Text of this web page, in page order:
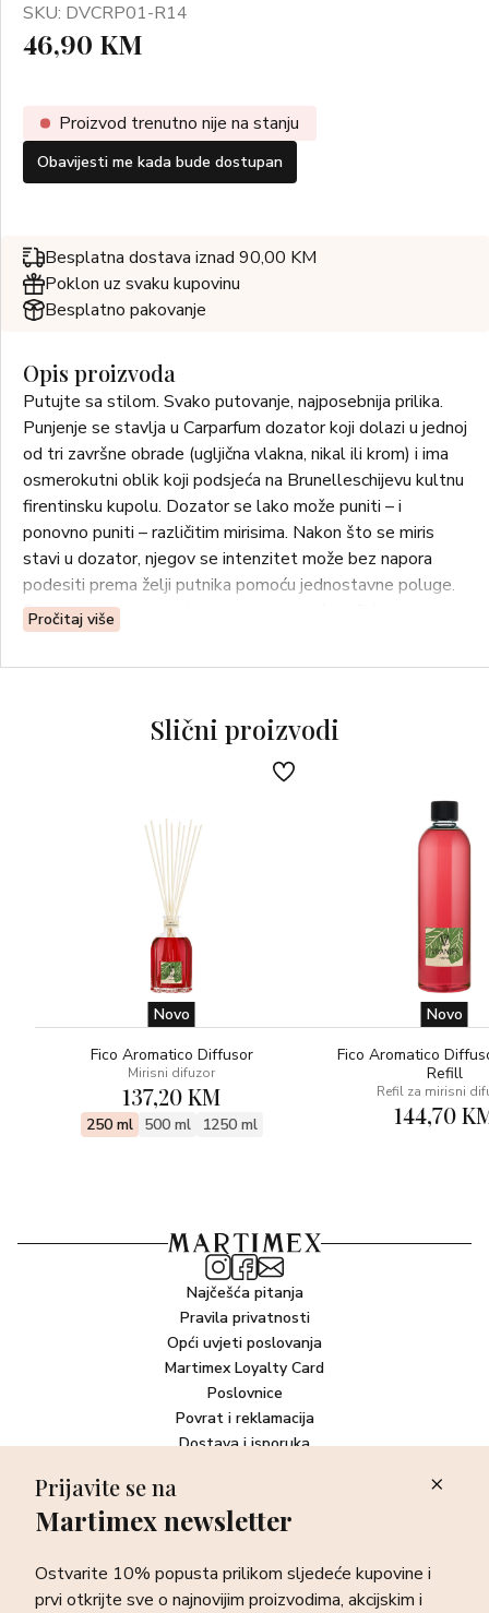
SKU: DVCRP01-R14
46,90 KM
Proizvod trenutno nije na stanju
Obavijesti me kada bude dostupan
Besplatna dostava iznad 90,00 KM
Poklon uz svaku kupovinu
Besplatno pakovanje
Opis proizvoda
Putujte sa stilom. Svako putovanje, najposebnija prilika.
Punjenje se stavlja u Carparfum dozator koji dolazi u jednoj
od tri završne obrade (ugljična vlakna, nikal ili krom) i ima
osmerokutni oblik koji podsjeća na Brunelleschijevu kultnu
firentinsku kupolu. Dozator se lako može puniti – i
ponovno puniti – različitim mirisima. Nakon što se miris
stavi u dozator, njegov se intenzitet može bez napora
podesiti prema želji putnika pomoću jednostavne poluge.
Punjenje s mirisom nalazi se unutar uređaja. Odvrtanjem
gornjeg dijela može se mijenjati svaki put kada se istroši.
NOTE: VOĆNE – limeta, đumbir, bijeli papar
Pročitaj više
Slični proizvodi
Novo
Fico Aromatico Diffusor
Mirisni difuzor
137,20 KM
250 ml 500 ml 1250 ml
Novo
Fico Aromatico
Refill
Refil za mirisni
144,70
Najčešća pitanja
Pravila privatnosti
Opći uvjeti poslovanja
Martimex Loyalty Card
Poslovnice
Povrat i reklamacija
Dostava i isporuka
Newsletter
sve o najnovijim proizvodima, akcijskim i ekskluzivnim
ponudama te posebnim događanjima.
Prijavite se na
Martimex newsletter
Ostvarite 10% popusta prilikom sljedeće kupovine i
prvi otkrijte sve o najnovijim proizvodima, akcijskim i